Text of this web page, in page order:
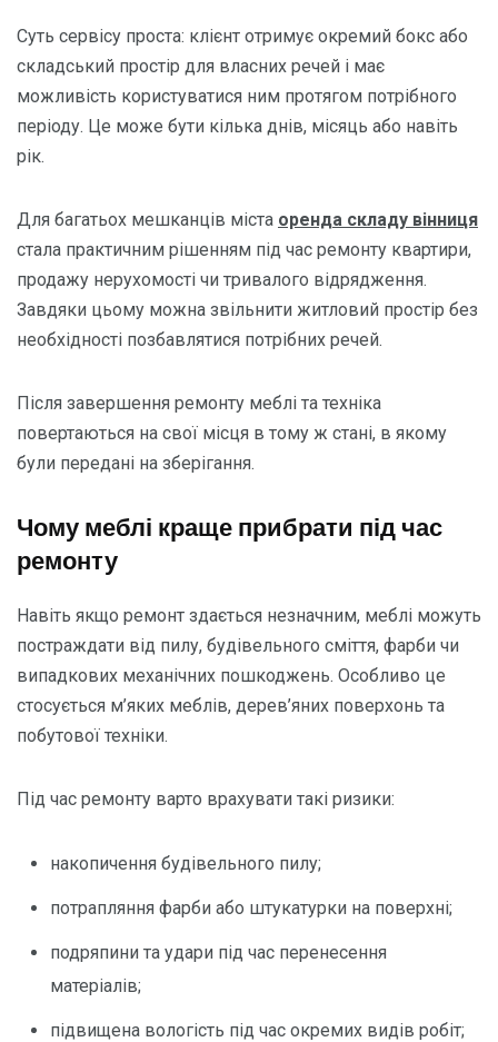
Суть сервісу проста: клієнт отримує окремий бокс або
складський простір для власних речей і має
можливість користуватися ним протягом потрібного
періоду. Це може бути кілька днів, місяць або навіть
рік.
Для багатьох мешканців міста оренда складу вінниця
стала практичним рішенням під час ремонту квартири,
продажу нерухомості чи тривалого відрядження.
Завдяки цьому можна звільнити житловий простір без
необхідності позбавлятися потрібних речей.
Після завершення ремонту меблі та техніка
повертаються на свої місця в тому ж стані, в якому
були передані на зберігання.
Чому меблі краще прибрати під час
ремонту
Навіть якщо ремонт здається незначним, меблі можуть
постраждати від пилу, будівельного сміття, фарби чи
випадкових механічних пошкоджень. Особливо це
стосується м’яких меблів, дерев’яних поверхонь та
побутової техніки.
Під час ремонту варто врахувати такі ризики:
накопичення будівельного пилу;
потрапляння фарби або штукатурки на поверхні;
подряпини та удари під час перенесення
матеріалів;
підвищена вологість під час окремих видів робіт;